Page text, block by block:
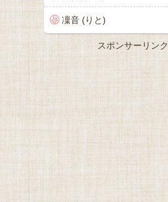
凜音 (りと)
スポンサーリンク